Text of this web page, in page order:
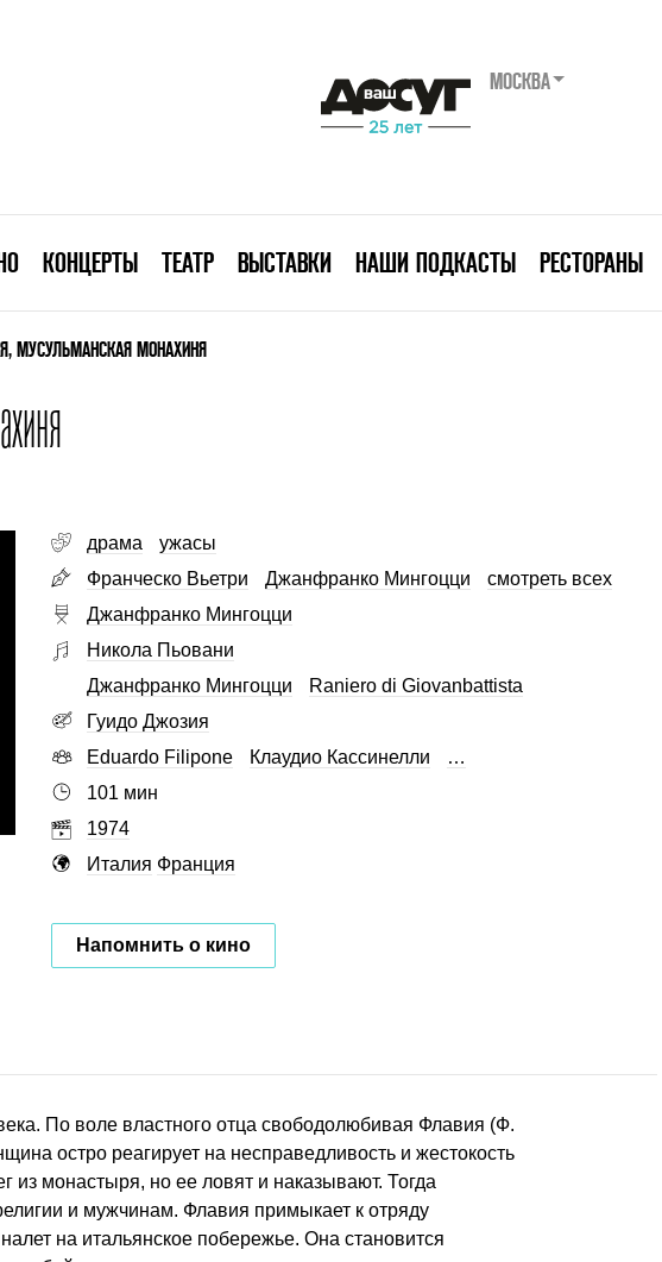
МОСКВА
КОНЦЕРТЫ ТЕАТР ВЫСТАВКИ НАШИ ПОДКАСТЫ РЕСТОРАНЫ
МУСУЛЬМАНСКАЯ МОНАХИНЯ
драма
ужасы
Франческо Вьетри
Джанфранко Мингоцци
смотреть всех
Джанфранко Мингоцци
Никола Пьовани
Джанфранко Мингоцци
Raniero di Giovanbattista
Гуидо Джозия
Eduardo Filipone
Клаудио Кассинелли
…
101 мин
1974
Италия Франция
Напомнить о кино
По воле властного отца свободолюбивая Флавия (Ф.
остро реагирует на несправедливость и жестокость
из монастыря, но ее ловят и наказывают. Тогда
и мужчинам. Флавия примыкает к отряду
на итальянское побережье. Она становится